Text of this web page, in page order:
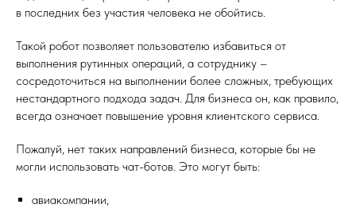
в последних без участия человека не обойтись.
Такой робот позволяет пользователю избавиться от
выполнения рутинных операций, а сотруднику –
сосредоточиться на выполнении более сложных, требующих
нестандартного подхода задач. Для бизнеса он, как правило,
всегда означает повышение уровня клиентского сервиса.
Пожалуй, нет таких направлений бизнеса, которые бы не
могли использовать чат-ботов. Это могут быть:
авиакомпании,